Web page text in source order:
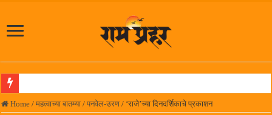
पनवेलमध्ये महारोजगार मेळाव्यास उत्स्फूर्त प्रतिसाद
Home / महत्वाच्या बातम्या / पनवेल-उरण / ‘राजे’च्या दिनदर्शिकाचे प्रकाशन